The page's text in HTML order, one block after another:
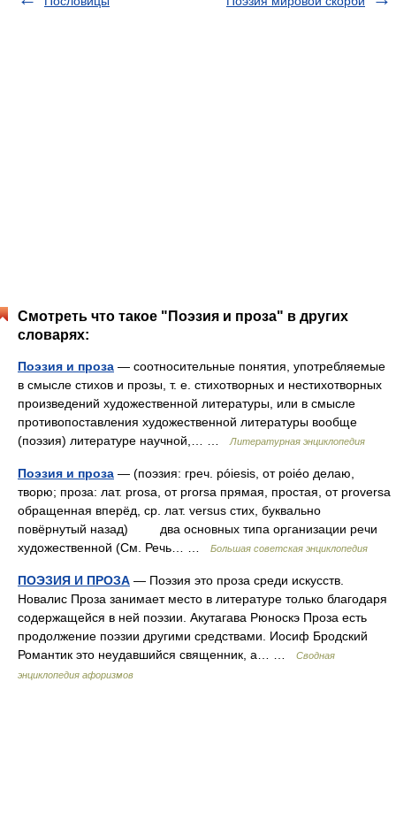
Смотреть что такое "Поэзия и проза" в других
словарях:
Поэзия и проза — соотносительные понятия, употребляемые
в смысле стихов и прозы, т. е. стихотворных и нестихотворных
произведений художественной литературы, или в смысле
противопоставления художественной литературы вообще
(поэзия) литературе научной,… …
Литературная энциклопедия
Поэзия и проза — (поэзия: греч. póiesis, от poiéo делаю,
творю; проза: лат. prosa, от prorsa прямая, простая, от proversa
обращенная вперёд, ср. лат. versus стих, буквально
повёрнутый назад) два основных типа организации речи
художественной (См. Речь… …
Большая советская энциклопедия
ПОЭЗИЯ И ПРОЗА — Поэзия это проза среди искусств.
Новалис Проза занимает место в литературе только благодаря
содержащейся в ней поэзии. Акутагава Рюноскэ Проза есть
продолжение поэзии другими средствами. Иосиф Бродский
Романтик это неудавшийся священник, а… …
Сводная
энциклопедия афоризмов